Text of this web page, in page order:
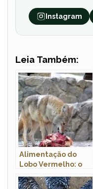
Instagram
Leia Também:
Alimentação do
Lobo Vermelho: o
Vermelho Come?